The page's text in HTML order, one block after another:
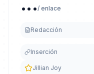
.../ enlace
Redacción
Inserción
Jillian Joy